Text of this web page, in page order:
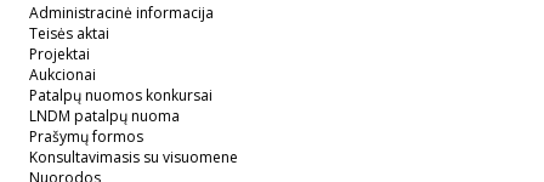
Administracinė informacija
Teisės aktai
Projektai
Aukcionai
Patalpų nuomos konkursai
LNDM patalpų nuoma
Prašymų formos
Konsultavimasis su visuomene
Nuorodos